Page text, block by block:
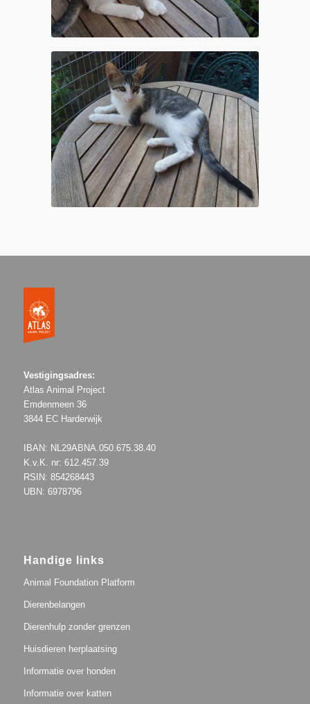
Vestigingsadres:
Atlas Animal Project
Emdenmeen 36
3844 EC Harderwijk
IBAN: NL29ABNA.050.675.38.40
K.v.K. nr: 612.457.39
RSIN: 854268443
UBN: 6978796
Handige links
Animal Foundation Platform
Dierenbelangen
Dierenhulp zonder grenzen
Huisdieren herplaatsing
Informatie over honden
Informatie over katten